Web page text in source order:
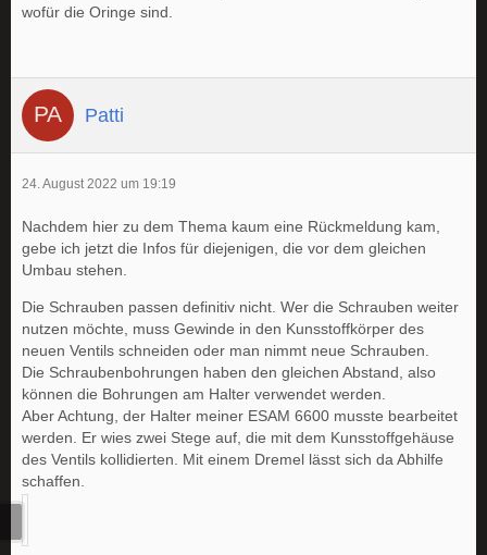
wofür die Oringe sind.
Patti
24. August 2022 um 19:19
Nachdem hier zu dem Thema kaum eine Rückmeldung kam,
gebe ich jetzt die Infos für diejenigen, die vor dem gleichen
Umbau stehen.
Die Schrauben passen definitiv nicht. Wer die Schrauben weiter
nutzen möchte, muss Gewinde in den Kunsstoffkörper des
neuen Ventils schneiden oder man nimmt neue Schrauben.
Die Schraubenbohrungen haben den gleichen Abstand, also
können die Bohrungen am Halter verwendet werden.
Aber Achtung, der Halter meiner ESAM 6600 musste bearbeitet
werden. Er wies zwei Stege auf, die mit dem Kunsstoffgehäuse
des Ventils kollidierten. Mit einem Dremel lässt sich da Abhilfe
schaffen.